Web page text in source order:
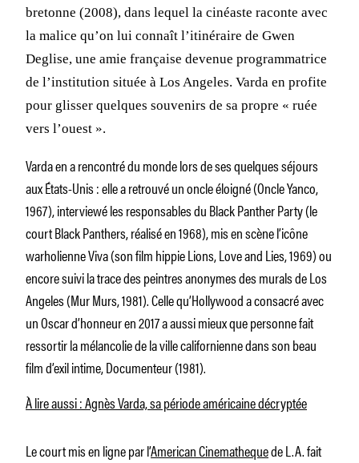
bretonne (2008), dans lequel la cinéaste raconte avec
la malice qu’on lui connaît l’itinéraire de Gwen
Deglise, une amie française devenue programmatrice
de l’institution située à Los Angeles. Varda en profite
pour glisser quelques souvenirs de sa propre « ruée
vers l’ouest ».
Varda en a rencontré du mondelors de ses quelques séjours
auxÉtats-Unis : elle a retrouvé un oncle éloigné (Oncle Yanco,
1967), interviewé les responsables du Black Panther Party (le
courtBlack Panthers,réalisé en 1968), mis en scène l’icône
warholienne Viva (son film hippieLions, Love and Lies, 1969) ou
encore suivi la trace des peintres anonymes desmuralsde Los
Angeles (Mur Murs, 1981). Celle qu’Hollywood a consacré avec
un Oscar d’honneur en 2017 a aussi mieux que personne fait
ressortir la mélancolie de la ville californienne dans son beau
film d’exil intime,Documenteur(1981).
À lire aussi : Agnès Varda, sa période américaine décryptée
Le court mis en ligne par l’American Cinemathequede L.A. fait